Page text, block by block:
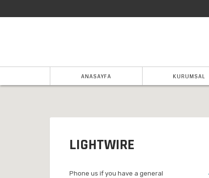
ANASAYFA KURUMSAL
LIGHTWIRE
Phone us if you have a general